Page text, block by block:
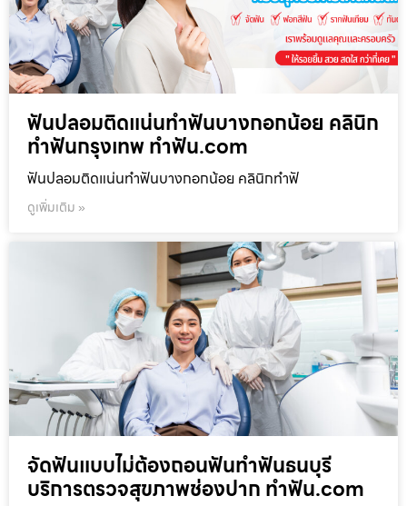
ฟันปลอมติดแน่นทำฟันบางกอกน้อย คลินิก
ทำฟันกรุงเทพ ทำฟัน.com
ฟันปลอมติดแน่นทำฟันบางกอกน้อย คลินิกทำฟั
ดูเพิ่มเติม »
จัดฟันแบบไม่ต้องถอนฟันทำฟันธนบุรี
บริการตรวจสุขภาพช่องปาก ทำฟัน.com